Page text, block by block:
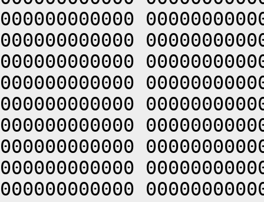
000000000000
000000000000
000000000000
000000000000
000000000000
000000000000
000000000000
000000000000
000000000000